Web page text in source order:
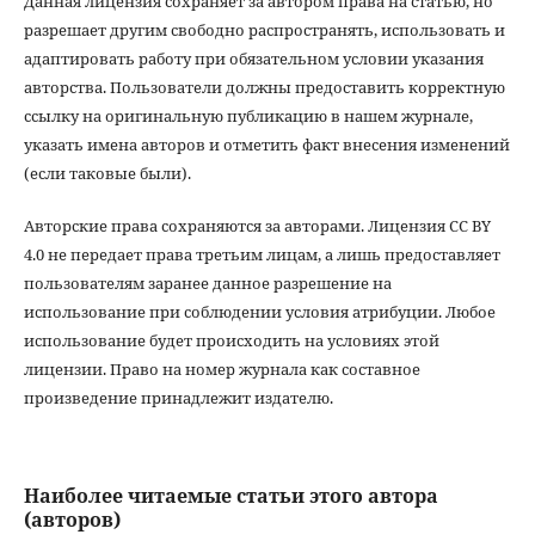
разрешает другим свободно распространять, использовать и
адаптировать работу при обязательном условии указания
авторства. Пользователи должны предоставить корректную
ссылку на оригинальную публикацию в нашем журнале,
указать имена авторов и отметить факт внесения изменений
(если таковые были).
Авторские права сохраняются за авторами. Лицензия CC BY
4.0 не передает права третьим лицам, а лишь предоставляет
пользователям заранее данное разрешение на
использование при соблюдении условия атрибуции. Любое
использование будет происходить на условиях этой
лицензии. Право на номер журнала как составное
произведение принадлежит издателю.
Наиболее читаемые статьи этого автора
(авторов)